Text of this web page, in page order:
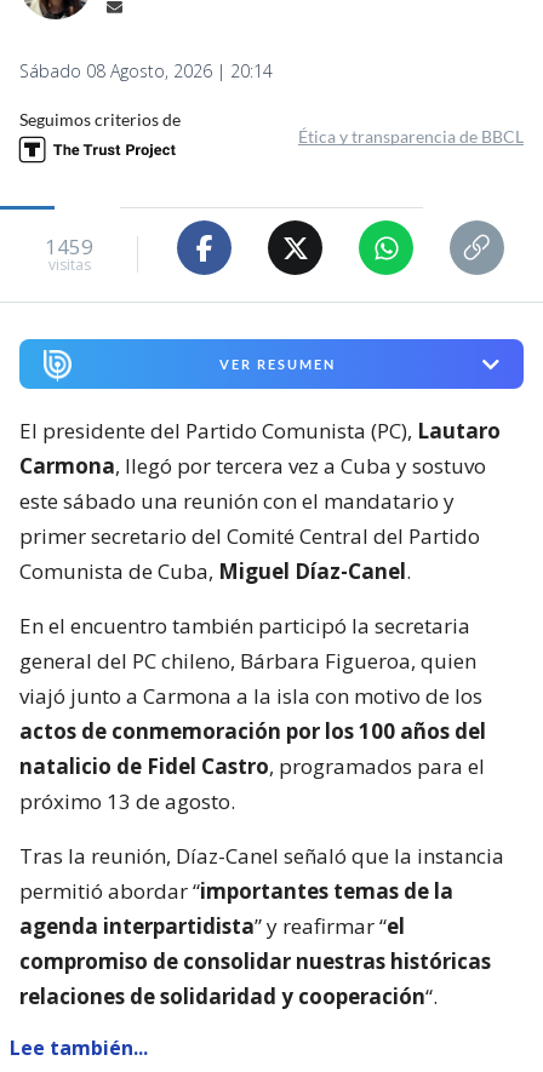
Sábado 08 Agosto, 2026 | 20:14
Seguimos criterios de
Ética y transparencia de BBCL
1459
visitas
VER RESUMEN
El presidente del Partido Comunista (PC), Lautaro
Carmona, llegó por tercera vez a Cuba y sostuvo
este sábado una reunión con el mandatario y
primer secretario del Comité Central del Partido
Comunista de Cuba, Miguel Díaz-Canel.
En el encuentro también participó la secretaria
general del PC chileno, Bárbara Figueroa, quien
viajó junto a Carmona a la isla con motivo de los
actos de conmemoración por los 100 años del
natalicio de Fidel Castro, programados para el
próximo 13 de agosto.
Tras la reunión, Díaz-Canel señaló que la instancia
permitió abordar “importantes temas de la
agenda interpartidista” y reafirmar “el
compromiso de consolidar nuestras históricas
relaciones de solidaridad y cooperación“.
Lee también...